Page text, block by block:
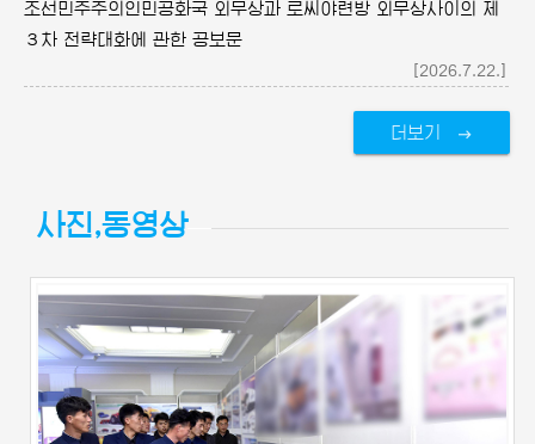
조선민주주의인민공화국 외무상과 로씨야련방 외무상사이의 제
３차 전략대화에 관한 공보문
[2026.7.22.]
더보기
사진,동영상